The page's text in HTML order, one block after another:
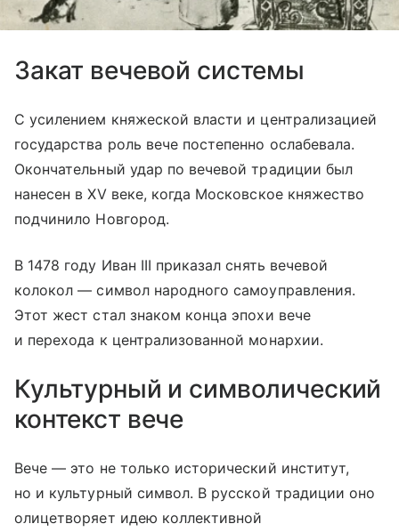
Закат вечевой системы
С усилением княжеской власти и централизацией
государства роль вече постепенно ослабевала.
Окончательный удар по вечевой традиции был
нанесен в XV веке, когда Московское княжество
подчинило Новгород.
В 1478 году Иван III приказал снять вечевой
колокол — символ народного самоуправления.
Этот жест стал знаком конца эпохи вече
и перехода к централизованной монархии.
Культурный и символический
контекст вече
Вече — это не только исторический институт,
но и культурный символ. В русской традиции оно
олицетворяет идею коллективной